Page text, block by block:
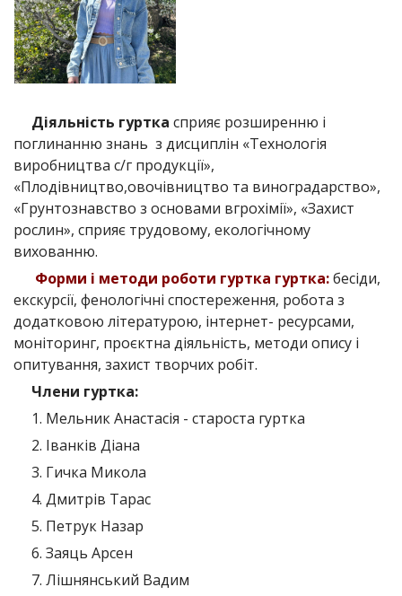
Діяльність гуртка сприяє розширенню і
поглинанню знань з дисциплін «Технологія
виробництва с/г продукції»,
«Плодівництво,овочівництво та виноградарство»,
«Грунтознавство з основами вгрохімії», «Захист
рослин», сприяє трудовому, екологічному
вихованню.
Форми і методи роботи гуртка гуртка:бесіди,
екскурсії, фенологічні спостереження, робота з
додатковою літературою, інтернет- ресурсами,
моніторинг, проєктна діяльність, методи опису і
опитування, захист творчих робіт.
Члени гуртка:
1. Мельник Анастасія - староста гуртка
2. Іванків Діана
3. Гичка Микола
4. Дмитрів Тарас
5. Петрук Назар
6. Заяць Арсен
7. Лішнянський Вадим